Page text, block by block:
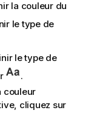
la couleur du
le type de
le type de
.
couleur
cliquez sur